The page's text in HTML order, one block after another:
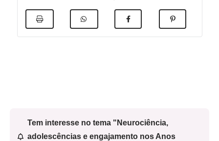
Tem interesse no tema "Neurociência,
adolescências e engajamento nos Anos